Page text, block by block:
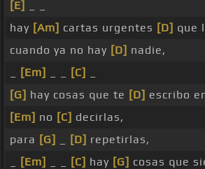
[E]
hay [Am] cartas urgentes [D] que
cuando ya no hay [D] nadie,
[Em] [C]
[G] hay cosas que te [D] escribo
[Em] no [C] decirlas,
para [G] [D] repetirlas,
[Em] [C] hay [G] cosas que